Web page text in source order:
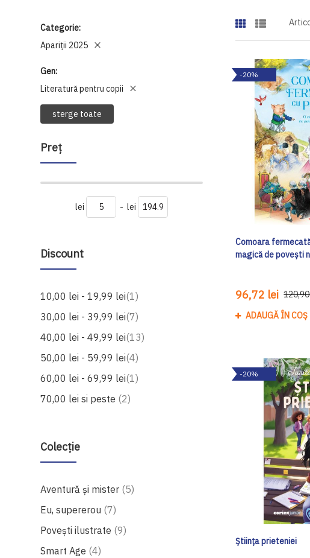
Categorie
Apariții 2025
Gen
Literatură pentru copii
sterge toate
Preţ
lei - lei
Discount
10,00 lei -19,99 lei 1produs
30,00 lei - 39,99 lei 7produse
40,00 lei -49,99 lei 13produse
50,00 lei - 59,99 lei 4produse
60,00 lei -69,99 lei 1produs
70,00 lei si peste 2produse
Colecție
Aventură și mister 5produse
Eu, supererou 7produse
Povești ilustrate 9produse
Smart Age 4produse
-20%
Comoara
magică de povești
96,72 lei
ADAUGĂ ÎN COȘ
-20%
Știința prieteniei